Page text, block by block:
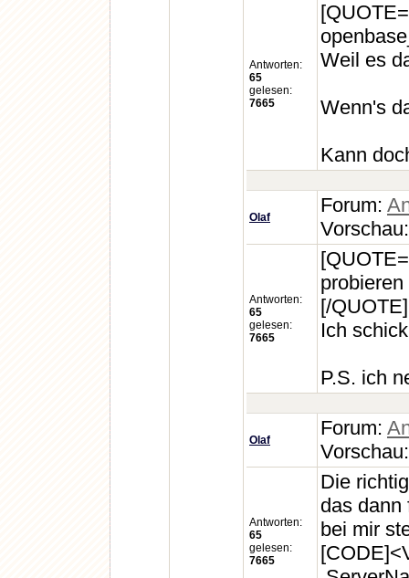
Antworten:
65
gelesen:
7665
Weil es
Wenn's
Kann
Olaf
Forum:
Antworten:
65
gelesen:
7665
[/QUOTE]
Ich
P.S. ich
Olaf
Forum:
Antworten:
65
gelesen:
7665
Die
das dann
bei mir